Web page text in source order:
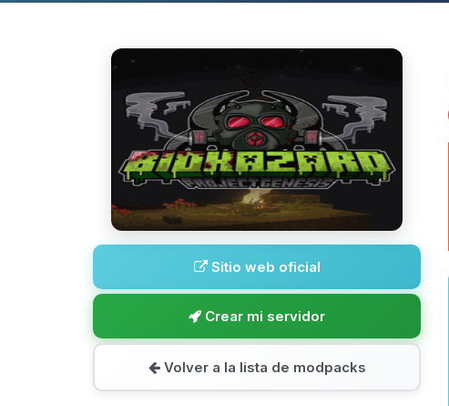
Sitio web oficial
Crear mi servidor
Volver a la lista de modpacks